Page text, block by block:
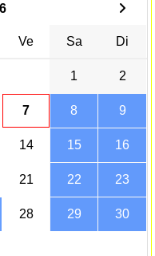
Ve Sa Di
1 2
7 8 9
14 15 16
21 22 23
28 29 30